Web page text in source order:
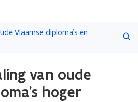
en
gaan
Vlaamse diploma's en
van oude
hoger